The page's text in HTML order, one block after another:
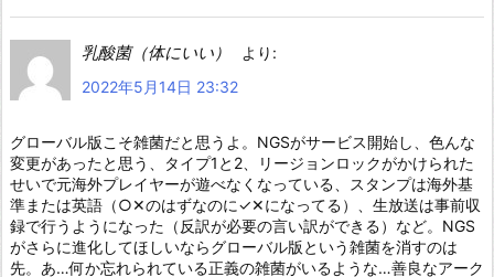
乳酸菌（体にいい）
より:
2022年5月14日 23:32
グローバル版こそ雑菌だと思うよ。NGSがサービス開始し、色んな
変更があったと思う、タイプ1と2、リージョンロックがかけられた
せいで元海外プレイヤーが遊べなくなっている、スタンプは海外基
準または英語（○✕のはずなのに✓✕になってる）、生放送は事前収
録で行うようになった（反訳が必要の言い訳ができる）など。NGS
がさらに進化してほしいならグローバル版という雑菌を消すのは
先。あ…何か忘れられている正義の雑菌がいるような…善良なアーク